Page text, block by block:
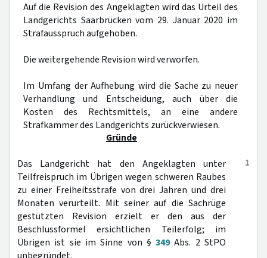
Auf die Revision des Angeklagten wird das Urteil des
Landgerichts Saarbrücken vom 29. Januar 2020 im
Strafausspruch aufgehoben.
Die weitergehende Revision wird verworfen.
Im Umfang der Aufhebung wird die Sache zu neuer
Verhandlung und Entscheidung, auch über die
Kosten des Rechtsmittels, an eine andere
Strafkammer des Landgerichts zurückverwiesen.
Gründe
1
Das Landgericht hat den Angeklagten unter
Teilfreispruch im Übrigen wegen schweren Raubes
zu einer Freiheitsstrafe von drei Jahren und drei
Monaten verurteilt. Mit seiner auf die Sachrüge
gestützten Revision erzielt er den aus der
Beschlussformel ersichtlichen Teilerfolg; im
Übrigen ist sie im Sinne von §349Abs. 2 StPO